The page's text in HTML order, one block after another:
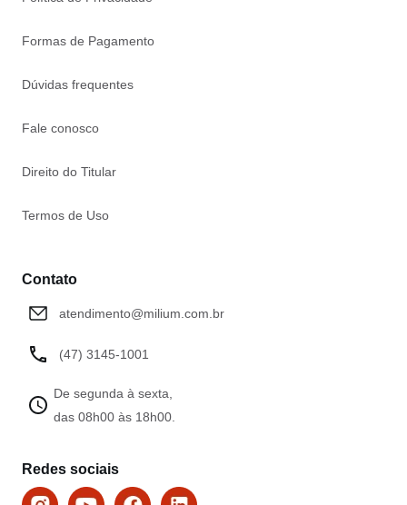
Formas de Pagamento
Dúvidas frequentes
Fale conosco
Direito do Titular
Termos de Uso
Contato
atendimento@milium.com.br
(47) 3145-1001
De segunda à sexta,
das 08h00 às 18h00.
Redes sociais